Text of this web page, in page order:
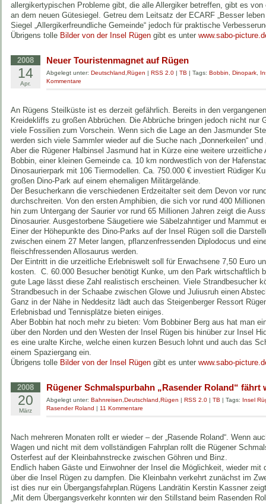
allergikertypischen Probleme gibt, die alle Allergiker betreffen, gibt es
an dem neuen Gütesiegel. Getreu dem Leitsatz der ECARF „Besser
Siegel „Allergikerfreundliche Gemeinde“ jedoch für praktische
Übrigens tolle Bilder von der Insel Rügen gibt es unter www.sabo-
2008
14
Apr.
Neuer Touristenmagnet auf Rügen
Abgelegt unter: Deutschland Rügen | RSS 2.0 | TB | Tags: Bobbin Dinopark
Kommentare
An Rügens Steilküste ist es derzeit gefährlich. Bereits in den
Kreidekliffs zu großen Abbrüchen. Die Abbrüche bringen jedoch nicht nur
viele Fossilien zum Vorschein. Wenn sich die Lage an den Jasmunder
werden sich viele Sammler wieder auf die Suche nach „Donnerkeilen“ und
Aber die Rügener Halbinsel Jasmund hat in Kürze eine weitere
Bobbin, einer kleinen Gemeinde ca. 10 km nordwestlich von der
Dinosaurierpark mit 106 Tiermodellen. Ca. 750.000 € investiert Rüdiger
großen Dino-Park auf einem ehemaligen Militärgelände.
Der Besucherkann die verschiedenen Erdzeitalter seit dem Devon vor
durchschreiten. Von den ersten Amphibien, die sich vor rund 400
hin zum Untergang der Saurier vor rund 65 Millionen Jahren zeigt die
Dinosaurier. Ausgestorbene Säugetiere wie Säbelzahntiger und Mammut
Einer der Höhepunkte des Dino-Parks auf der Insel Rügen soll die
zwischen einem 27 Meter langen, pflanzenfressenden Diplodocus und
fleischfressenden Allosaurus werden.
Der Eintritt in die urzeitliche Erlebniswelt soll für Erwachsene 7,50 Euro
kosten. C. 60.000 Besucher benötigt Kunke, um den Park wirtschaftlich
gute Lage lässt diese Zahl realistisch erscheinen. Viele Strandbesucher
Strandbesuch in der Schaabe zwischen Glowe und Juliusruh einen
Ganz in der Nähe in Neddesitz lädt auch das Steigenberger Ressort
Erlebnisbad und Tennisplätze bieten einiges.
Aber Bobbin hat noch mehr zu bieten: Vom Bobbiner Berg aus hat man
über den Norden und den Westen der Insel Rügen bis hinüber zur Insel
es eine uralte Kirche, welche einen kurzen Besuch lohnt und auch das
einem Spaziergang ein.
Übrigens tolle Bilder von der Insel Rügen gibt es unter www.sabo-
2008
20
März
Rügener Schmalspurbahn „Rasender Roland“ fährt
Abgelegt unter: Bahnreisen Deutschland Rügen | RSS 2.0 | TB | Tags: Insel
Rasender Roland | 11 Kommentare
Nach mehreren Monaten rollt er wieder – der „Rasende Roland“. Wenn
Wagen und nicht mit dem vollständigen Fahrplan rollt die Rügener
Osterfest auf der Kleinbahnstrecke zwischen Göhren und Binz.
Endlich haben Gäste und Einwohner der Insel die Möglichkeit, wieder mit
über die Insel Rügen zu dampfen. Die Kleinbahn verkehrt zunächst im
ist dies nur ein Übergangsfahrplan.Rügens Landrätin Kerstin Kassner
„Mit dem Übergangsverkehr konnten wir den Stillstand beim Rasenden